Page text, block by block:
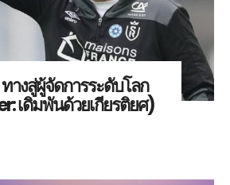
างสู่ผู้จัดการระดับโลก
เดิมพันด้วยเกียรติยศ)